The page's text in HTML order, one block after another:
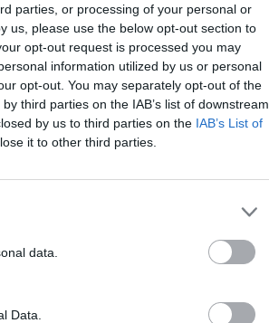
parties, or processing of your personal or
us, please use the below opt-out section to
opt-out request is processed you may
information utilized by us or personal
opt-out. You may separately opt-out of the
third parties on the IAB’s list of downstream
by us to third parties on the IAB’s List of
it to other third parties.
data.
Data.